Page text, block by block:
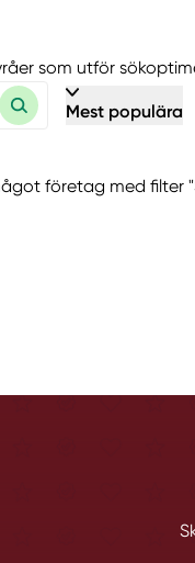
som utför
Mest populära
företag med filter